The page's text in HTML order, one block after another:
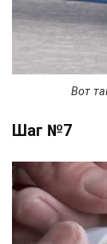
Вот
Шаг №7